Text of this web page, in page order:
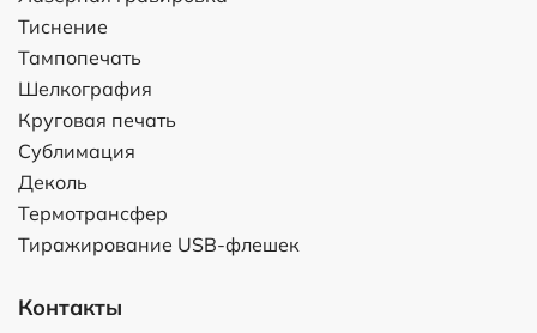
Тиснение
Тампопечать
Шелкография
Круговая печать
Сублимация
Деколь
Термотрансфер
Тиражирование USB-флешек
Контакты